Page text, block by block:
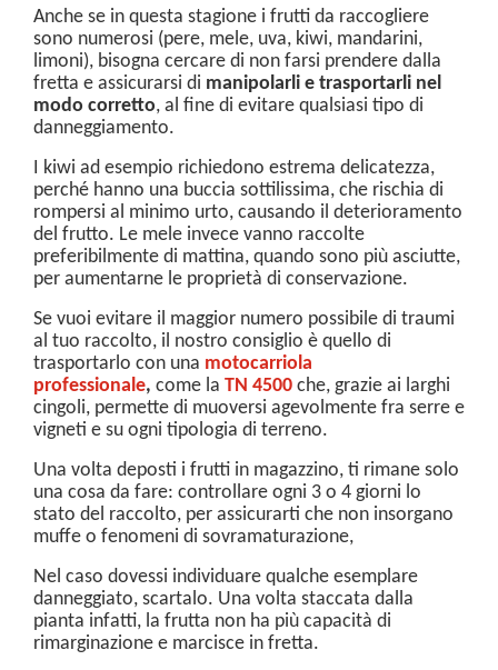
Anche se in questa stagione i frutti da raccogliere
sono numerosi (pere, mele, uva, kiwi, mandarini,
limoni), bisogna cercare di non farsi prendere dalla
fretta e assicurarsi di manipolarli e trasportarli nel
modo corretto, al fine di evitare qualsiasi tipo di
danneggiamento.
I kiwi ad esempio richiedono estrema delicatezza,
perché hanno una buccia sottilissima, che rischia di
rompersi al minimo urto, causando il deterioramento
del frutto. Le mele invece vanno raccolte
preferibilmente di mattina, quando sono più asciutte,
per aumentarne le proprietà di conservazione.
Se vuoi evitare il maggior numero possibile di traumi
al tuo raccolto, il nostro consiglio è quello di
trasportarlo con una motocarriola
professionale, come la TN 4500 che, grazie ai larghi
cingoli, permette di muoversi agevolmente fra serre e
vigneti e su ogni tipologia di terreno.
Una volta deposti i frutti in magazzino, ti rimane solo
una cosa da fare: controllare ogni 3 o 4 giorni lo
stato del raccolto, per assicurarti che non insorgano
muffe o fenomeni di sovramaturazione,
Nel caso dovessi individuare qualche esemplare
danneggiato, scartalo. Una volta staccata dalla
pianta infatti, la frutta non ha più capacità di
rimarginazione e marcisce in fretta.